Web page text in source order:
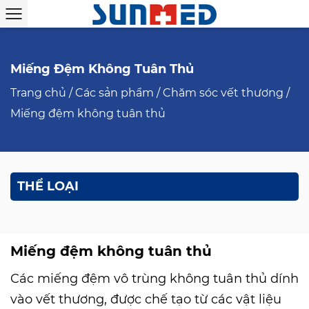
Miếng Đệm Không Tuân Thủ
Trang chủ /Các sản phẩm /Chăm sóc vết thương /
Miếng đệm không tuân thủ
THỂ LOẠI
Miếng đệm không tuân thủ
Các miếng đệm vô trùng không tuân thủ dính
vào vết thương, được chế tạo từ các vật liệu